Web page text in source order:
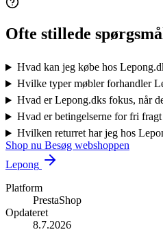
Ofte stillede
Hvad kan jeg købe hos
Hvilke typer møbler forhandler
Hvad er Lepong.dks fokus, når
Hvad er betingelserne for fri
Hvilken returret har jeg hos
Shop nu Besøg webshoppen
Lepong
Platform
PrestaShop
Opdateret
8.7.2026